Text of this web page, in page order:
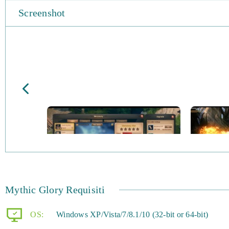
Screenshot
Mythic Glory Requisiti
OS: Windows XP/Vista/7/8.1/10 (32-bit or 64-bit)